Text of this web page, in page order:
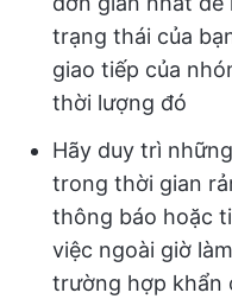
trạng thái của
giao tiếp của
thời lượng đó
Hãy duy trì
trong thời gian
thông báo hoặc
việc ngoài giờ
trường hợp khẩn